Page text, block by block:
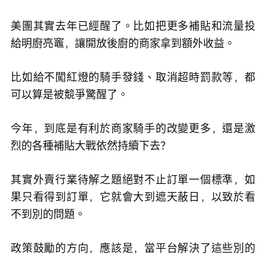
美團其實去年已經醒了。比如把更多補貼和流量投
給明廚亮竈，讓開放後廚的商家拿到額外收益。
比如給不闖紅燈的騎手發錢、取消超時罰款等，都
可以算是被競爭驚醒了。
今年，到底是有利於商家騎手的改變更多，還是激
烈的各種補貼大戰依然持續下去？
其實外賣行業待解之題絕對不止訂單一個標準，如
果只看得到訂單，它就會大到遮天蔽日，以致於看
不到別的問題。
政策鼓勵的方向，應該是，當平台解決了這些別的